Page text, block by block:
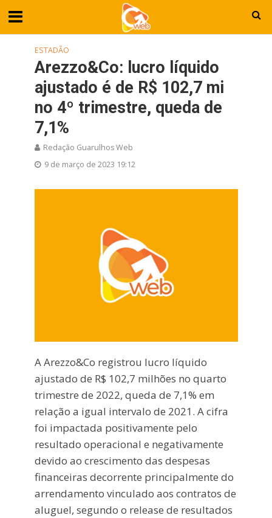
ESTADÃO
Arezzo&Co: lucro líquido
ajustado é de R$ 102,7 mi
no 4º trimestre, queda de
7,1%
Redação Guarulhos Web
9 de março de 2023 19:12
A Arezzo&Co registrou lucro líquido
ajustado de R$ 102,7 milhões no quarto
trimestre de 2022, queda de 7,1% em
relação a igual intervalo de 2021. A cifra
foi impactada positivamente pelo
resultado operacional e negativamente
devido ao crescimento das despesas
financeiras decorrente principalmente do
arrendamento vinculado aos contratos de
aluguel, segundo o release de resultados